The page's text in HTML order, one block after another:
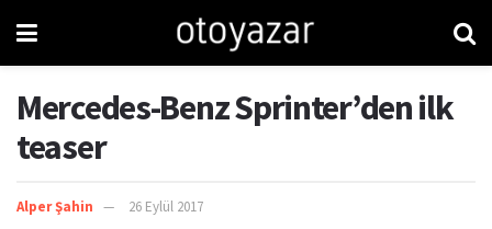
Mercedes-Benz Sprinter’den ilk
teaser
Alper Şahin 26 Eylül 2017